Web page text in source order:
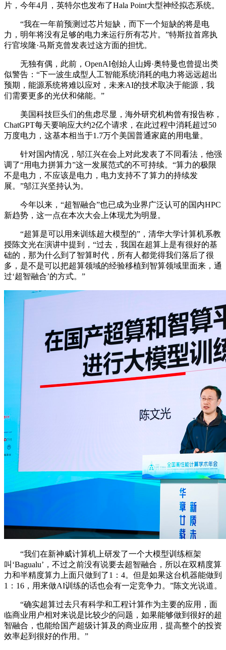
片，今年4月，英特尔也发布了Hala Point大型神经拟态系统。
“我在一年前预测过芯片短缺，而下一个短缺的将是电
力，明年将没有足够的电力来运行所有芯片。”特斯拉首席执
行官埃隆·马斯克曾发表过这方面的担忧。
无独有偶，此前，OpenAI创始人山姆·奥特曼也曾提出类
似警告：“下一波生成型人工智能系统消耗的电力将远远超出
预期，能源系统将难以应对，未来AI的技术取决于能源，我
们需要更多的光伏和储能。”
美国科技巨头们的焦虑尽显，海外研究机构曾有报告称，
ChatGPT每天要响应大约2亿个请求，在此过程中消耗超过50
万度电力，这基本相当于1.7万个美国普通家庭的用电量。
针对国内情况，邬江兴在会上对此发表了不同看法，他强
调了“用电力拼算力”这一发展范式的不可持续。“算力的极限
不是电力，不应该是电力，电力支持不了算力的持续发
展。”邬江兴坚持认为。
今年以来，“超智融合”也已成为业界广泛认可的国内HPC
新趋势，这一点在本次大会上体现尤为明显。
“超算是可以用来训练超大模型的”，清华大学计算机系教
授陈文光在演讲中提到，“过去，我国在超算上是有很好的基
础的，那为什么到了智算时代，所有人都觉得我们落后了很
多，是不是可以把超算领域的经验移植到智算领域里面来，通
过‘超智融合’的方式。”
“我们在新神威计算机上研发了一个大模型训练框架
叫‘Bagualu’，不过之前没有说要去超智融合，所以在双精度算
力和半精度算力上面只做到了1：4。但是如果这台机器能做到
1：16，用来做AI训练的话也会有一定竞争力。”陈文光说道。
“确实超算过去只有科学和工程计算作为主要的应用，面
临商业用户相对来说是比较少的问题，如果能够做到很好的超
智融合，也能给国产超级计算及的商业应用，提高整个的投资
效率起到很好的作用。”